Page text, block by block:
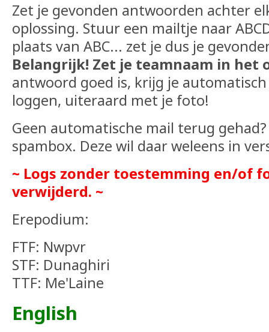
Zet je gevonden antwoorden achter
oplossing. Stuur een mailtje naar
plaats van ABC... zet je dus je
Belangrijk! Zet je teamnaam in het
antwoord goed is, krijg je
loggen, uiteraard met je foto!
Geen automatische mail terug
spambox. Deze wil daar weleens in
~ Logs zonder toestemming en/of
verwijderd. ~
Erepodium:
FTF: Nwpvr
STF: Dunaghiri
TTF: Me'Laine
English